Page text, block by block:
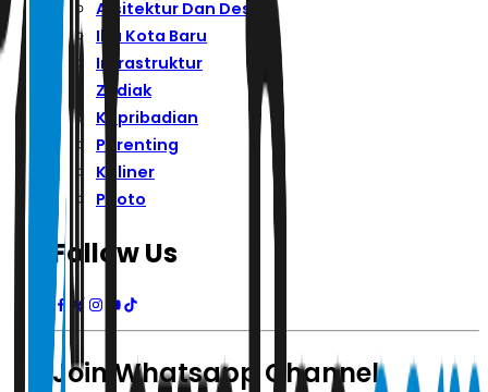
Arsitektur Dan Desain
Ibu Kota Baru
Infrastruktur
Zodiak
Kepribadian
Parenting
Kuliner
Photo
Follow Us
Join Whatsapp Channel